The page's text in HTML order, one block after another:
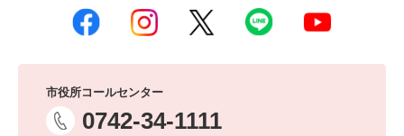
市役所コールセンター
0742-34-1111